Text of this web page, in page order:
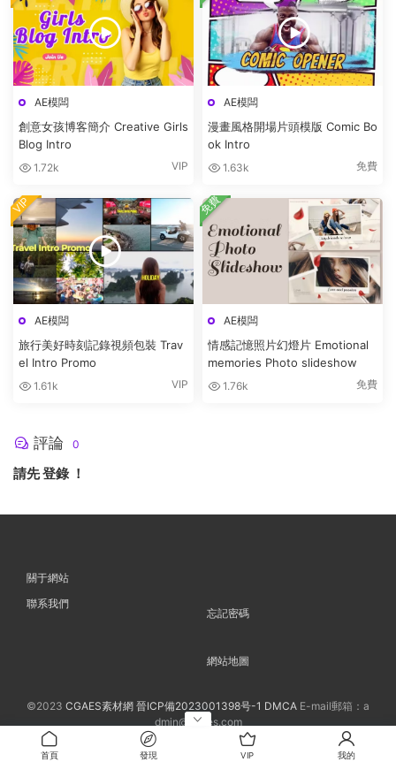
AE模闆
創意女孩博客簡介 Creative Girls
Blog Intro
1.72k VIP
AE模闆
漫畫風格開場片頭模版 Comic Bo
ok Intro
1.63k 免費
AE模闆
旅行美好時刻記錄視頻包裝 Trav
el Intro Promo
1.61k VIP
VIP
AE模闆
情感記憶照片幻燈片 Emotional
memories Photo slideshow
1.76k 免費
免費
評論 0
請先登錄！
關于網站
聯系我們
忘記密碼
網站地圖
©2023 CGAES素材網 晉ICP備2023001398号-1 DMCA E-mail郵箱：a
dmin@cgaes.com
首頁 發現 VIP 我的